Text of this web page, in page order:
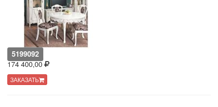
5199092
174 400,00
ЗАКАЗАТЬ